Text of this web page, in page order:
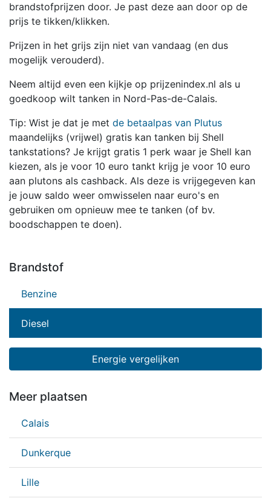
brandstofprijzen door. Je past deze aan door op de
prijs te tikken/klikken.
Prijzen in het grijs zijn niet van vandaag (en dus
mogelijk verouderd).
Neem altijd even een kijkje op prijzenindex.nl als u
goedkoop wilt tanken in Nord-Pas-de-Calais.
Tip: Wist je dat je met de betaalpas van Plutus
maandelijks (vrijwel) gratis kan tanken bij Shell
tankstations? Je krijgt gratis 1 perk waar je Shell kan
kiezen, als je voor 10 euro tankt krijg je voor 10 euro
aan plutons als cashback. Als deze is vrijgegeven kan
je jouw saldo weer omwisselen naar euro's en
gebruiken om opnieuw mee te tanken (of bv.
boodschappen te doen).
Brandstof
Benzine
Diesel
Energie vergelijken
Meer plaatsen
Calais
Dunkerque
Lille